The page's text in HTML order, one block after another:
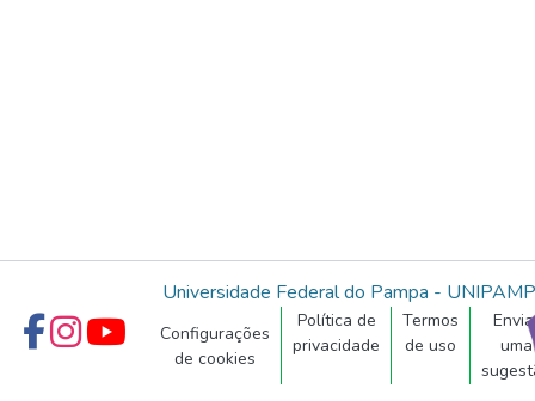
Universidade Federal do Pampa -
Configurações
de cookies
Política de
privacidade
Termos
de uso
uma